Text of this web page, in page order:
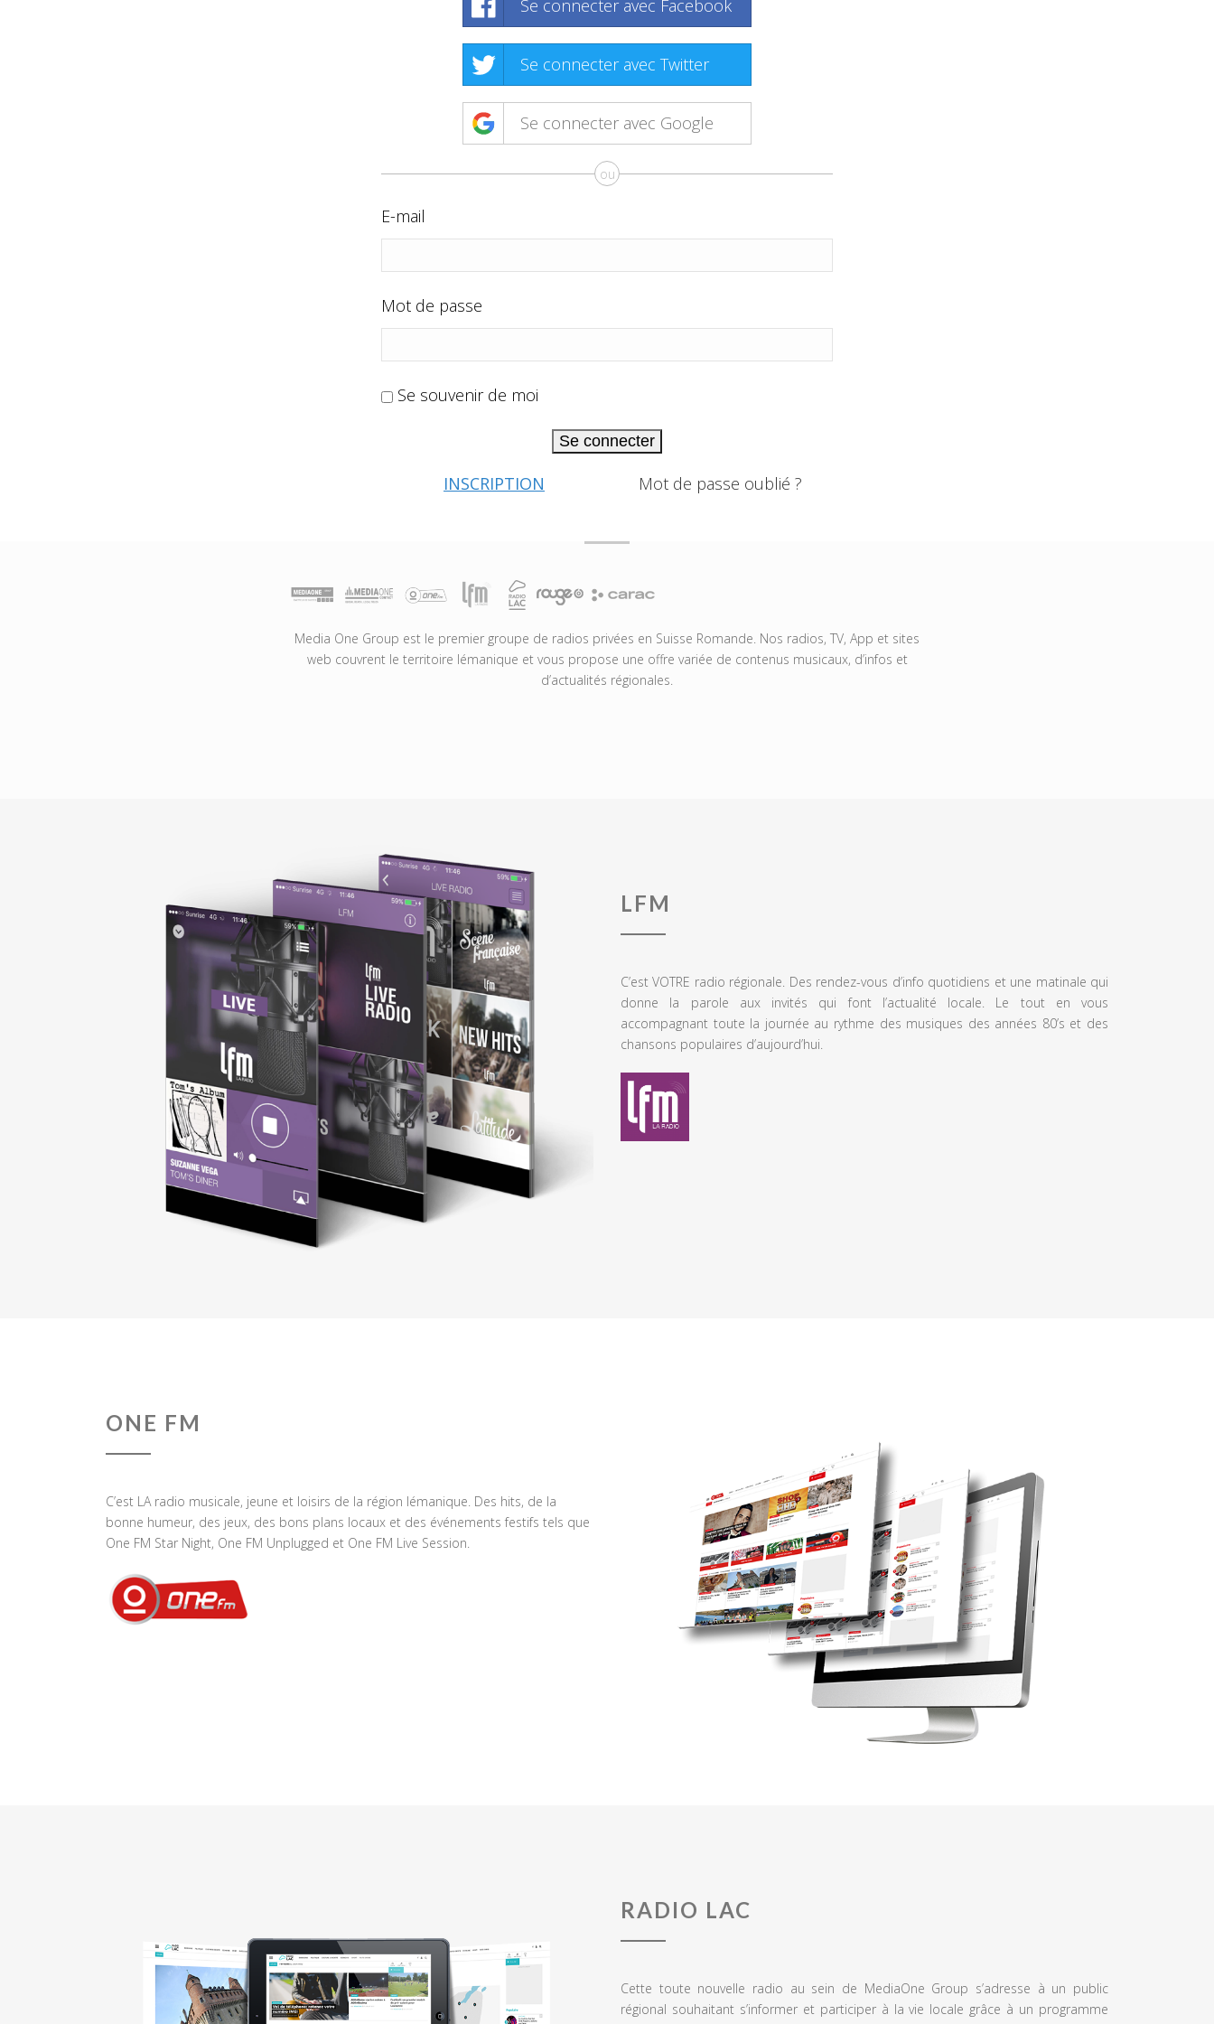
Se connecter avec Facebook
Se connecter avec Twitter
Se connecter avec Google
ou
E-mail
Mot de passe
Se souvenir de moi
Se connecter
INSCRIPTION Mot de passe oublié ?
Media One Group est le premier groupe de radios privées en Suisse Romande. Nos radios, TV, App et sites
web couvrent le territoire lémanique et vous propose une offre variée de contenus musicaux, d’infos et
d’actualités régionales.
LFM
C’est VOTRE radio régionale. Des rendez-vous d’info quotidiens et une matinale qui
donne la parole aux invités qui font l’actualité locale. Le tout en vous
accompagnant toute la journée au rythme des musiques des années 80’s et des
chansons populaires d’aujourd’hui.
ONE FM
C’est LA radio musicale, jeune et loisirs de la région lémanique. Des hits, de la
bonne humeur, des jeux, des bons plans locaux et des événements festifs tels que
One FM Star Night, One FM Unplugged et One FM Live Session.
RADIO LAC
Cette toute nouvelle radio au sein de MediaOne Group s’adresse à un public
régional souhaitant s’informer et participer à la vie locale grâce à un programme